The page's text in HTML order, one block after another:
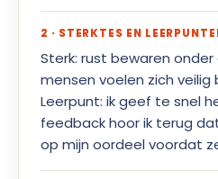
2 · STERKTES EN
Sterk: rust bewaren onder
mensen voelen zich veilig
Leerpunt: ik geef te snel
feedback hoor ik terug
op mijn oordeel voordat